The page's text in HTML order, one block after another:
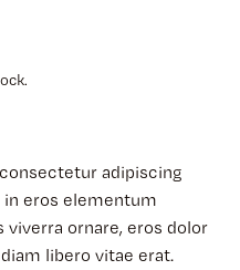
adipiscing
in eros elementum
ornare, eros dolor
libero vitae erat.